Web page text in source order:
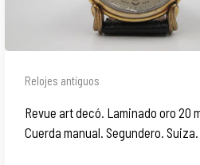
Relojes antiguos
Revue art decó. Laminado oro 20
Cuerda manual. Segundero. Suiza.